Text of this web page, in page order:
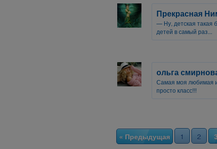
Прекрасная
— Ну, детская такая
детей в самый раз...
ольга
Самая моя любимая
просто класс!!!
« Предыдущая 1 2